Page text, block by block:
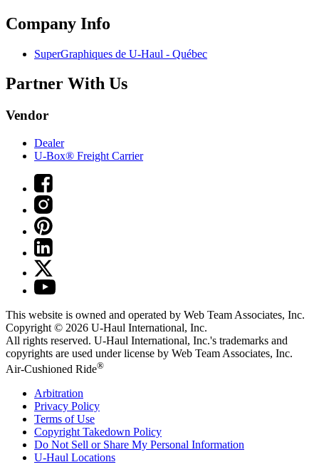
Company Info
SuperGraphiques de U-Haul - Québec
Partner With Us
Vendor
Dealer
U-Box® Freight Carrier
This website is owned and operated by Web Team Associates, Inc.
Copyright © 2026 U-Haul International, Inc.
All rights reserved. U-Haul International, Inc.'s trademarks and
copyrights are used under license by Web Team Associates, Inc.
Air-Cushioned Ride®
Arbitration
Privacy Policy
Terms of Use
Copyright Takedown Policy
Do Not Sell or Share My Personal Information
U-Haul Locations